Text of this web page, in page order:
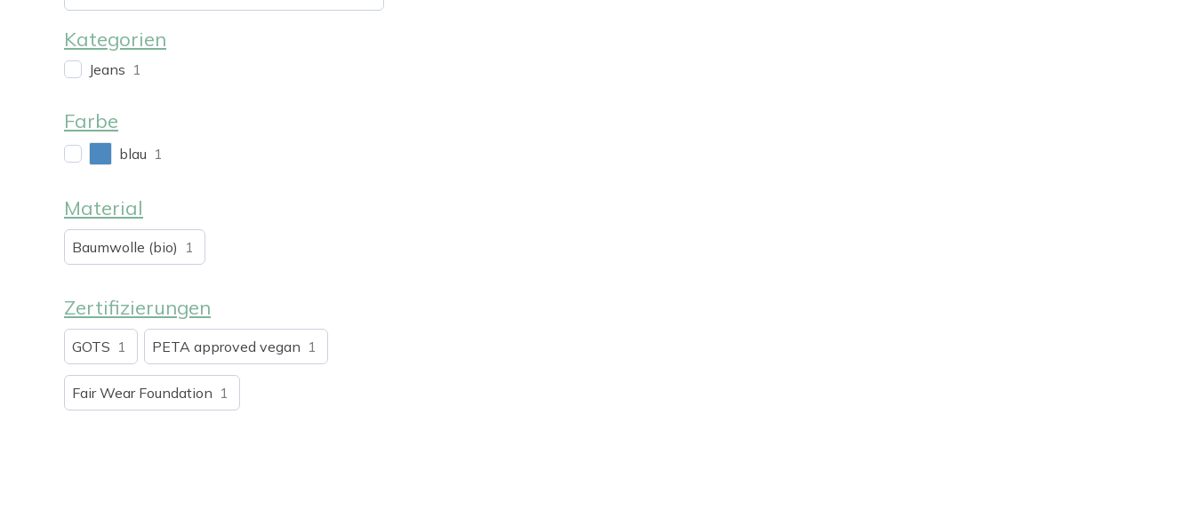
Kategorien
Jeans 1
Farbe
blau 1
Material
Baumwolle (bio) 1
Zertifizierungen
GOTS 1 PETA approved vegan 1
Fair Wear Foundation 1